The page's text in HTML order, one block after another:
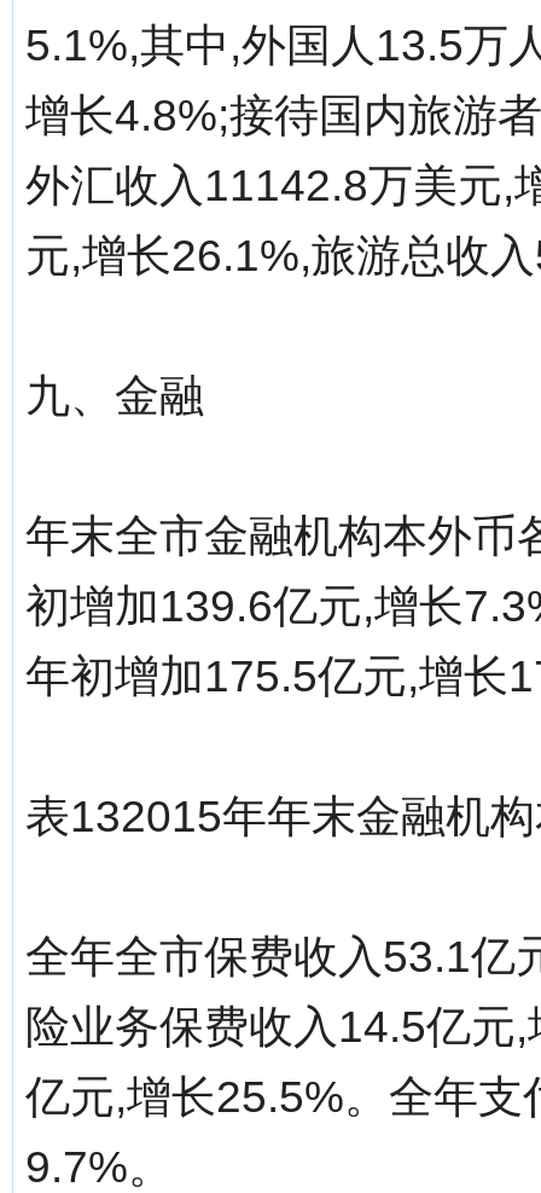
5.1%,其中,外国人13.5万
增长4.8%;接待国内旅游
外汇收入11142.8万美元,
元,增长26.1%,旅游总收
九、金融
年末全市金融机构本外
初增加139.6亿元,增长
年初增加175.5亿元,增长
表132015年年末金融机
全年全市保费收入53.1亿
险业务保费收入14.5亿元
亿元,增长25.5%。全年
9.7%。